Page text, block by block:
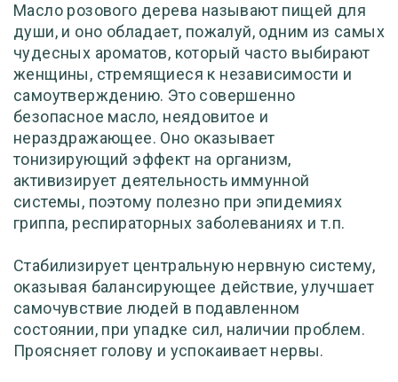
Масло розового дерева называют пищей для
души, и оно обладает, пожалуй, одним из самых
чудесных ароматов, который часто выбирают
женщины, стремящиеся к независимости и
самоутверждению. Это совершенно
безопасное масло, неядовитое и
нераздражающее. Оно оказывает
тонизирующий эффект на организм,
активизирует деятельность иммунной
системы, поэтому полезно при эпидемиях
гриппа, респираторных заболеваниях и т.п.
Стабилизирует центральную нервную систему,
оказывая балансирующее действие, улучшает
самочувствие людей в подавленном
состоянии, при упадке сил, наличии проблем.
Проясняет голову и успокаивает нервы.